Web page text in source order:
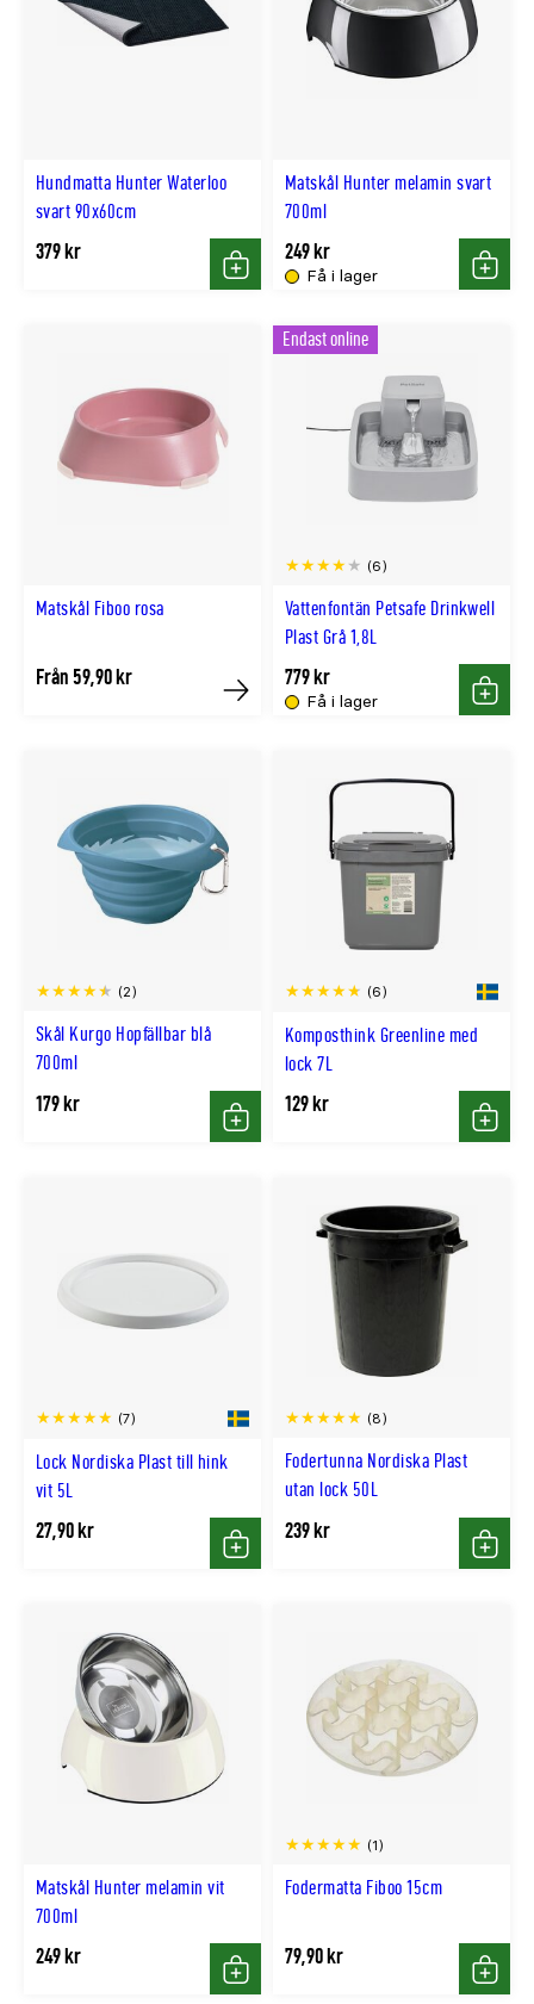
Hundmatta Hunter Waterloo
svart 90x60cm
379 kr
Köp
Matskål Hunter melamin svart
700ml
Få i lager
249 kr
Köp
Matskål Fiboo rosa
Från 59,90 kr
Köp
Vattenfontän Petsafe Drinkwell
Plast Grå 1,8L
(6)
Endast online
Få i lager
779 kr
Köp
Skål Kurgo Hopfällbar blå
700ml
(2)
179 kr
Köp
Komposthink Greenline med
lock 7L
(6)
129 kr
Köp
Lock Nordiska Plast till hink
vit 5L
(7)
27,90 kr
Köp
Fodertunna Nordiska Plast
utan lock 50L
(8)
239 kr
Köp
Matskål Hunter melamin vit
700ml
249 kr
Köp
Fodermatta Fiboo 15cm
(1)
79,90 kr
Köp